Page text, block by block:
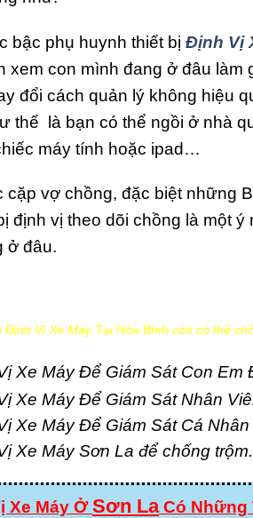
bậc phụ huynh thiết bị Định Vị
xem con mình đang ở đâu
đổi cách quản lý không hiệu
thế là bạn có thể ngồi ở nhà
máy tính hoặc ipad…
cặp vợ chồng, đặc biệt những
định vị theo dõi chồng là một
ở đâu.
Định Vị Xe Máy Tại Hòa Bình còn có thể
Xe Máy Để Giám Sát Con Em
Xe Máy Để Giám Sát Nhân
Xe Máy Để Giám Sát Cá Nhân
Xe Máy Sơn La để chống trộm.
Xe Máy ỞSơn LaCó Những